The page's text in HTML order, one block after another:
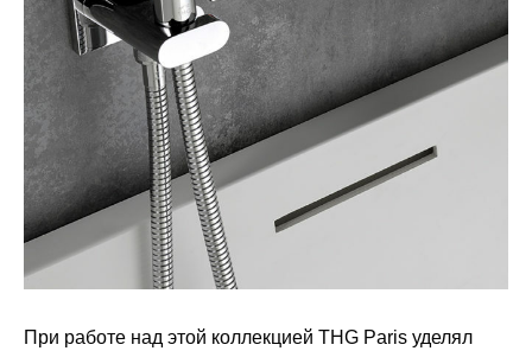
При работе над этой коллекцией THG Paris уделял